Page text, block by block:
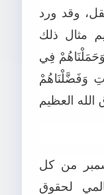
وقد ورد
مثال ذلك
فِي
وَفَضَّلْنَاهُمْ
العظيم
من كل
لحقوق